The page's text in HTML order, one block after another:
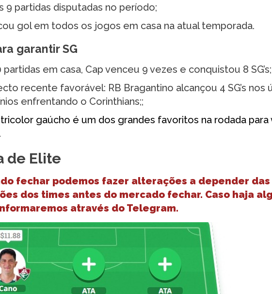
9 partidas disputadas no período;
gol em todos os jogos em casa na atual temporada.
garantir SG
partidas em casa, Cap venceu 9 vezes e conquistou 8 SG’s;
recente favorável: RB Bragantino alcançou 4 SG’s nos
enfrentando o Corinthians;;
gaúcho é um dos grandes favoritos na rodada para
.
de Elite
fechar podemos fazer alterações a depender das
dos times antes do mercado fechar. Caso haja
através do Telegram.